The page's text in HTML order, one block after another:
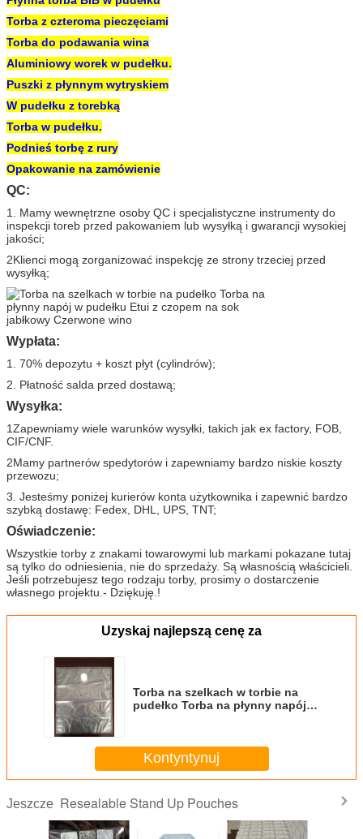
Torba z czteroma pieczęciami
Torba do podawania wina
Aluminiowy worek w pudełku.
Puszki z płynnym wytryskiem
W pudełku z torebką
Torba w pudełku.
Podnieś torbę z rury
Opakowanie na zamówienie
QC:
1. Mamy wewnętrzne osoby QC i specjalistyczne instrumenty do
inspekcji toreb przed pakowaniem lub wysyłką i gwarancji wysokiej
jakości;
2Klienci mogą zorganizować inspekcję ze strony trzeciej przed
wysyłką;
Wypłata:
1. 70% depozytu + koszt płyt (cylindrów);
2. Płatność salda przed dostawą;
Wysyłka:
1Zapewniamy wiele warunków wysyłki, takich jak ex factory, FOB,
CIF/CNF.
2Mamy partnerów spedytorów i zapewniamy bardzo niskie koszty
przewozu;
3. Jesteśmy poniżej kurierów konta użytkownika i zapewnić bardzo
szybką dostawę: Fedex, DHL, UPS, TNT;
Oświadczenie:
Wszystkie torby z znakami towarowymi lub markami pokazane tutaj
są tylko do odniesienia, nie do sprzedaży. Są własnością właścicieli.
Jeśli potrzebujesz tego rodzaju torby, prosimy o dostarczenie
własnego projektu.- Dziękuję.!
Uzyskaj najlepszą cenę za
Torba na szelkach w torbie na
pudełko Torba na płynny napój w
Kontyntynuj
Jeszcze Resealable Stand Up Pouches